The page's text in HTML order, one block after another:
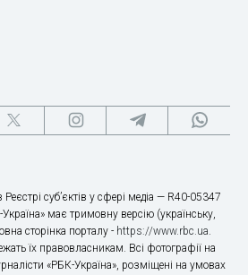
Реєстрі суб’єктів у сфері медіа — R40-05347
має тримовну версію (українську,
сторінка порталу - https://www.rbc.ua.
їх правовласникам. Всі фотографії на
«РБК-Україна», розміщені на умовах